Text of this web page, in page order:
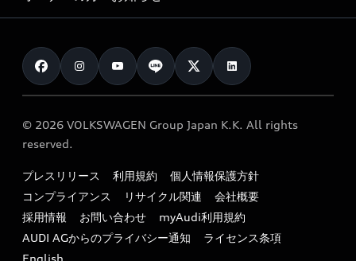
カタログ一覧
アウディナビアプリ
メンテナンス
車検 / 定期点検
e-tronアフターサポート
myAudi
クオリティ
保証
メンテナンス
ファイナンス
キャンペーン / イベント
買取査定
お知らせ
オーナー様向けキャンペーン
特定整備適用車一覧
リサイクル法
よくある質問（FAQ）
© 2026 VOLKSWAGEN Group Japan K.K. All rights
reserved.
プレスリリース 利用規約
個人情報保護方針
コンプライアンス
リサイクル関連
会社概要
採用情報
お問い合わせ
myAudi利用規約
AUDI AGからのプライバシー通知
ライセンス条項
English